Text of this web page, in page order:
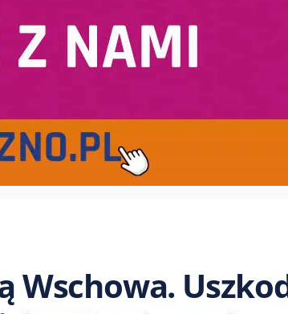
Wschowa.